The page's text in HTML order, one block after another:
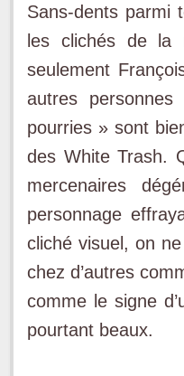
Sans-dents parmi
les clichés de la
seulement
autres
pourries » sont
des White Trash.
mercenaires
personnage
cliché visuel, on
chez d’autres
comme le signe
pourtant beaux.